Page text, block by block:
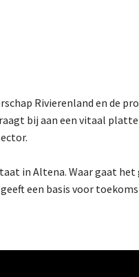
Rivierenland en de
bij aan een vitaal
in Altena. Waar gaat
een basis voor